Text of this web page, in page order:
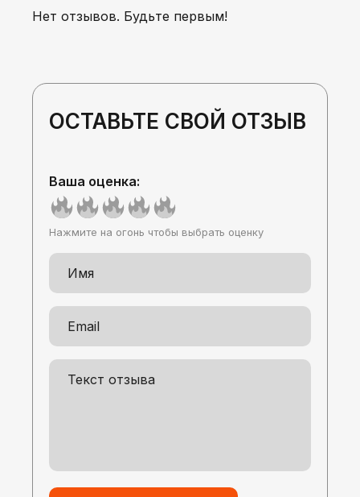
Нет отзывов. Будьте первым!
ОСТАВЬТЕ СВОЙ ОТЗЫВ
Ваша оценка:
Нажмите на огонь чтобы выбрать оценку